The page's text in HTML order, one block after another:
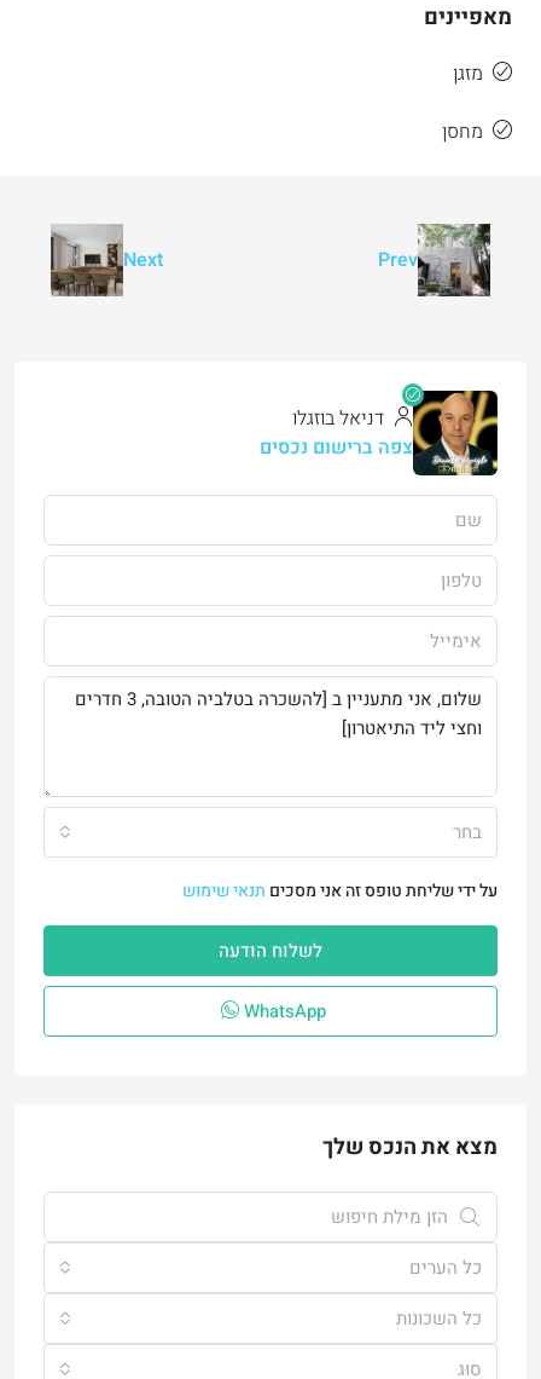
מאפיינים
מזגן
מחסן
Prev
Next
דניאל בוזגלו
צפה ברישום נכסים
בחר
על ידי שליחת טופס זה אני מסכים תנאי שימוש
לשלוח הודעה
WhatsApp
מצא את הנכס שלך
כל הערים
כל השכונות
סוּג